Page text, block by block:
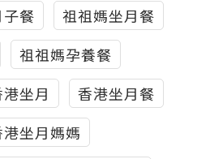
餐
祖祖媽坐月餐
祖祖媽孕養餐
坐月
香港坐月餐
港坐月媽媽